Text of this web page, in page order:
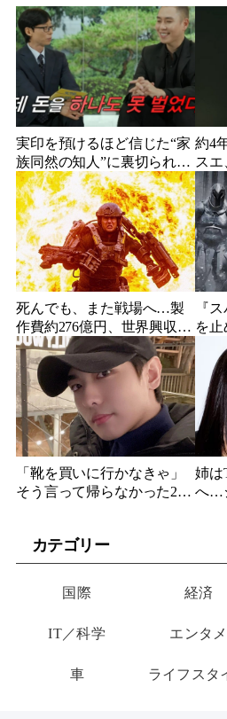
実印を預けるほど信じた“家
族同然の知人”に裏切られ
た…収益9対1、10年間の奴
隷契約で人生が一変
約4
スエ
ジュ
浮上
死んでも、また戦場へ…製
作費約276億円、世界興収
584億円のSF大作『オール・
ユー・ニード・イズ・キ
ル』がついに配信
『
を
ー
億
上陸
「靴を買いに行かなきゃ」
そう言って帰らなかった24
り物”
姉は
へ…
カテゴリー
国際 経済
IT／科学 エンタメ
車 ライフスタ